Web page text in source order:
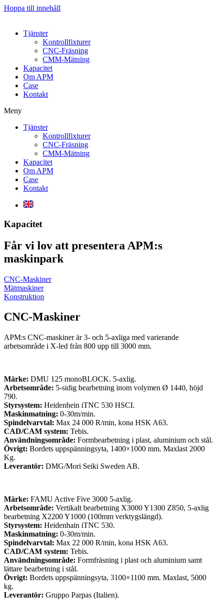
Hoppa till innehåll
Tjänster
Kontrollfixturer
CNC-Fräsning
CMM-Mätning
Kapacitet
Om APM
Case
Kontakt
Meny
Tjänster
Kontrollfixturer
CNC-Fräsning
CMM-Mätning
Kapacitet
Om APM
Case
Kontakt
Kapacitet
Får vi lov att presentera APM:s
maskinpark
CNC-Maskiner
Mätmaskiner
Konstruktion
CNC-Maskiner
APM:s CNC-maskiner är 3- och 5-axliga med varierande
arbetsområde i X-led från 800 upp till 3000 mm.
Märke: DMU 125 monoBLOCK. 5-axlig.
Arbetsområde: 5-sidig bearbetning inom volymen Ø 1440, höjd
790.
Styrsystem: Heidenhein iTNC 530 HSCI.
Maskinmatning: 0-30m/min.
Spindelvarvtal: Max 24 000 R/min, kona HSK A63.
CAD/CAM system: Tebis.
Användningsområde: Formbearbetning i plast, aluminium och stål.
Övrigt: Bordets uppspänningsyta, 1400×1000 mm. Maxlast 2000
Kg.
Leverantör: DMG/Mori Seiki Sweden AB.
Märke: FAMU Active Five 3000 5-axlig.
Arbetsområde: Vertikalt bearbetning X3000 Y1300 Z850, 5-axlig
bearbetning X2200 Y1000 (100mm verktygslängd).
Styrsystem: Heidenhain iTNC 530.
Maskinmatning: 0-30m/min.
Spindelvarvtal: Max 22 000 R/min, kona HSK A63.
CAD/CAM system: Tebis.
Användningsområde: Formfräsning i plast och aluminium samt
lättare bearbetning i stål.
Övrigt: Bordets uppspänningsyta, 3100×1100 mm. Maxlast, 5000
kg.
Leverantör: Gruppo Parpas (Italien).